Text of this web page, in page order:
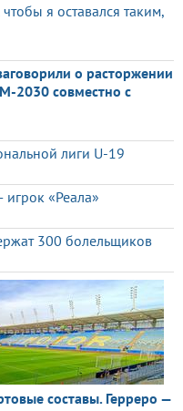
я оставался таким,
о расторжении
2030 совместно с
лиги U-19
«Реала»
300 болельщиков
составы. Герреро —